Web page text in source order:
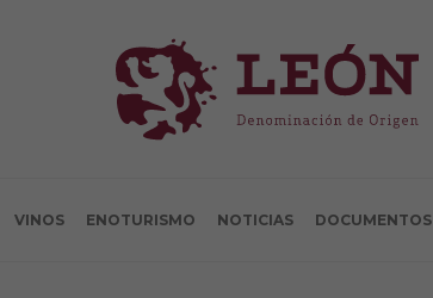
VINOS ENOTURISMO NOTICIAS DOCUMENTOS